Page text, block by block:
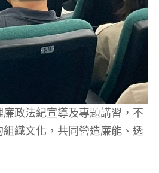
政法紀宣導及專題講習，不
織文化，共同營造廉能、透